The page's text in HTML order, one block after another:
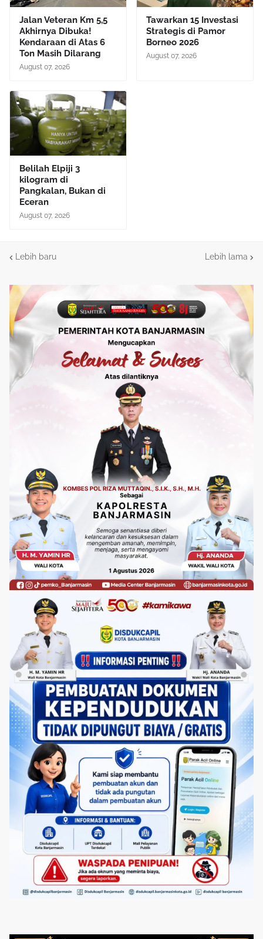
Jalan Veteran Km 5,5
Akhirnya Dibuka!
Kendaraan di Atas 6
Ton Masih Dilarang
August 07, 2026
Tawarkan 15 Investasi
Strategis di Pamor
Borneo 2026
August 07, 2026
Belilah Elpiji 3
kilogram di
Pangkalan, Bukan di
Eceran
August 07, 2026
Lebih baru Lebih lama